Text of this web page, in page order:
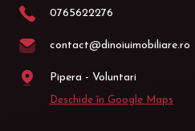
0765622276
contact@dinoiuimobiliare.ro
Pipera - Voluntari
Deschide în Google Maps